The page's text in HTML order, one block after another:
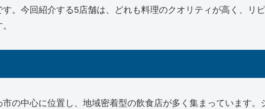
。今回紹介する5店舗は、どれも料理のクオリティが高く、リ
の中心に位置し、地域密着型の飲食店が多く集まっています。